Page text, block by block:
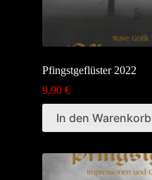
Pfingstgeflüster 2022
9,90 €
In den Warenkorb